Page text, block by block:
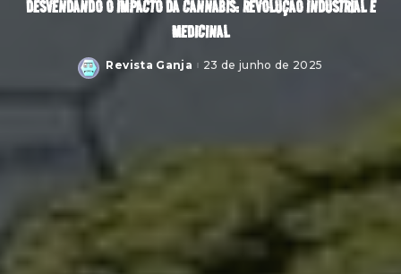
DESVENDANDO O IMPACTO DA CANNABIS: REVOLUÇÃO INDUSTRIAL E
MEDICINAL
Posted
Revista Ganja 23 de junho de 2025